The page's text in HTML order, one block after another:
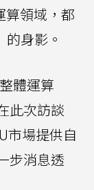
算領域，都
身影。
體運算
此次訪談
市場提供自
步消息透